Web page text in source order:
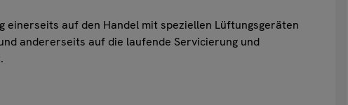
einerseits auf den Handel mit speziellen Lüftungsgeräten
andererseits auf die laufende Servicierung und